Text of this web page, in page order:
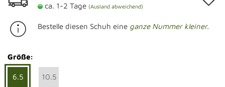
ca. 1-2 Tage (Ausland abweichend)
Bestelle diesen Schuh eine ganze Nummer kleiner.
Größe:
6.5 10.5